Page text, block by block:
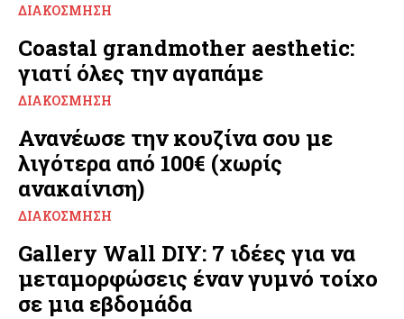
ΔΙΑΚΌΣΜΗΣΗ
Coastal grandmother aesthetic:
γιατί όλες την αγαπάμε
ΔΙΑΚΌΣΜΗΣΗ
Ανανέωσε την κουζίνα σου με
λιγότερα από 100€ (χωρίς
ανακαίνιση)
ΔΙΑΚΌΣΜΗΣΗ
Gallery Wall DIY: 7 ιδέες για να
μεταμορφώσεις έναν γυμνό τοίχο
σε μια εβδομάδα